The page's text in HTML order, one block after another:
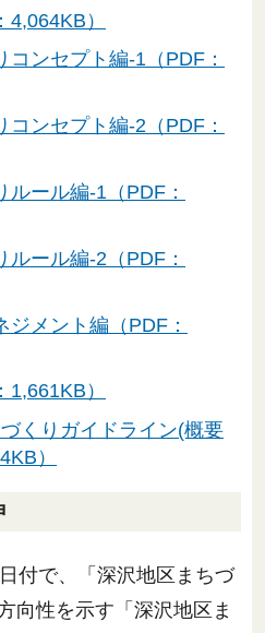
）
ンセプト編-1（PDF：
ンセプト編-2（PDF：
ール編-1（PDF：
ール編-2（PDF：
メント編（PDF：
）
くりガイドライン(概要
）
付で、「深沢地区まちづ
向性を示す「深沢地区ま